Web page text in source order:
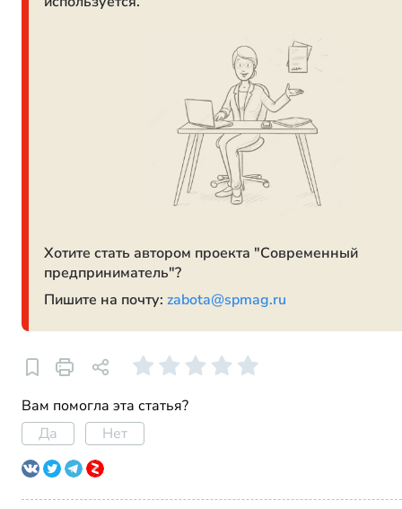
Хотите стать автором проекта "Современный
предприниматель"?
Пишите на почту: zabota@spmag.ru
Вам помогла эта статья?
Да
Нет